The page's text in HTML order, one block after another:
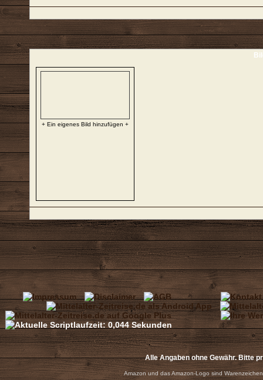
+ Ein eigenes Bild hinzufügen +
Alle Angaben ohne Gewähr. Bitte
Amazon und das Amazon-Logo sind